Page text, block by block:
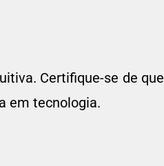
Certifique-se de que
em tecnologia.